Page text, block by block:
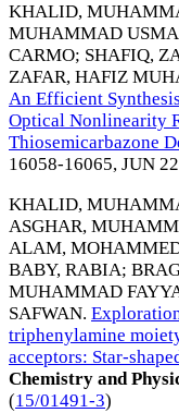
KHALID,
MUHAMMAD
CARMO; SHAFIQ,
ZAFAR, HAFIZ
An Efficient
Optical Nonlinearity
Thiosemicarbazone
16058-16065, JUN
KHALID,
ASGHAR,
ALAM,
BABY, RABIA;
MUHAMMAD
SAFWAN.
triphenylamine
acceptors: Star-
Chemistry and
(15/01491-3)